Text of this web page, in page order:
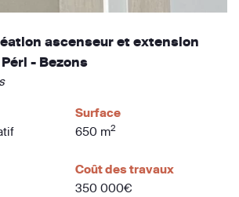
ascenseur et extension
- Bezons
Surface
650 m2
Coût des travaux
350 000€